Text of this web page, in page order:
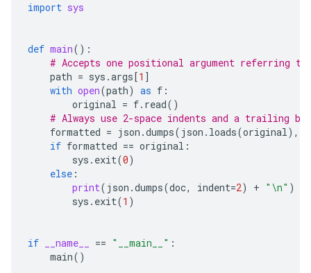
import sys
def main():
# Accepts one positional argument referring
path = sys .args[1 ]
with open(path) as f :
original = f. read()
# Always use 2-space indents and a trailing
formatted = json .dumps( json . loads(original),
if formatted == original :
sys . exit(0)
else :
print( json .dumps(doc, indent=2) + " \n" )
sys . exit(1 )
if __name__ == "__main__" :
main()